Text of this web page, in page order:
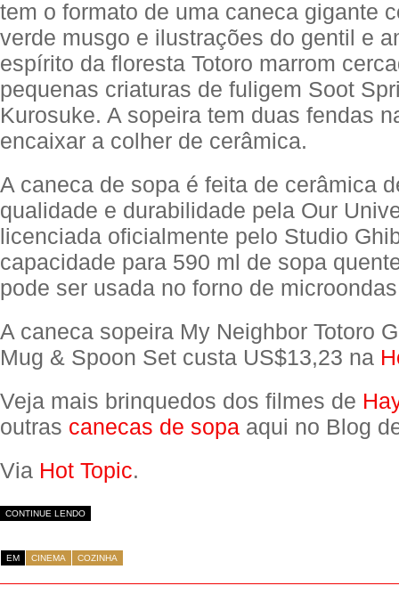
tem o formato de uma caneca gigante
verde musgo e ilustrações do gentil e
espírito da floresta Totoro marrom
pequenas criaturas de fuligem Soot
Kurosuke. A sopeira tem duas fendas
encaixar a colher de cerâmica.
A caneca de sopa é feita de cerâmica
qualidade e durabilidade pela Our
licenciada oficialmente pelo Studio
capacidade para 590 ml de sopa
pode ser usada no forno de
A caneca sopeira My Neighbor Totoro
Mug & Spoon Set custa US$13,23 na
Veja mais brinquedos dos filmes de
outras canecas de sopa aqui no Blog
Via Hot Topic.
CONTINUE LENDO
EM CINEMA COZINHA